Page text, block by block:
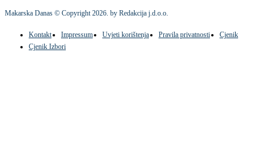
Makarska Danas © Copyright2026. by Redakcija j.d.o.o.
Kontakt Impressum Uvjeti korištenja Pravila privatnosti
Cjenik
Cjenik Izbori